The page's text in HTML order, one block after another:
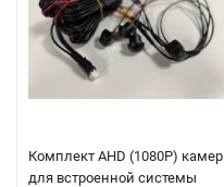
Комплект AHD (1080P) камер
для встроенной системы